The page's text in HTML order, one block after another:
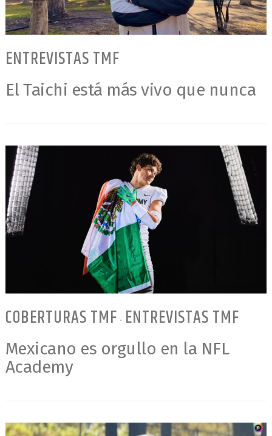
ENTREVISTAS TMF
El Taichi está más vivo que nunca
COBERTURAS TMF • ENTREVISTAS TMF
Mexicano es orgullo en la NFL
Academy